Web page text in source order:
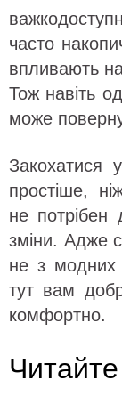
часто
впливають на
Тож навіть
може
Закохатися
простіше,
не потрібен
зміни. Адже
не з модних
тут вам
комфортно.